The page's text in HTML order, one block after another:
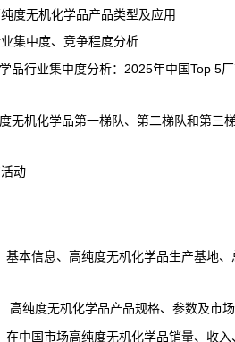
无机化学品产品类型及应用
中度、竞争程度分析
业集中度分析：2025年中国Top 5厂
化学品第一梯队、第二梯队和第三
动
息、高纯度无机化学品生产基地、
度无机化学品产品规格、参数及市场
市场高纯度无机化学品销量、收入